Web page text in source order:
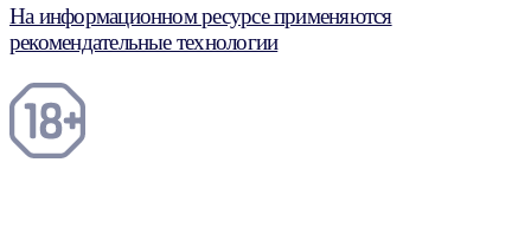
На информационном ресурсе применяются
рекомендательные технологии